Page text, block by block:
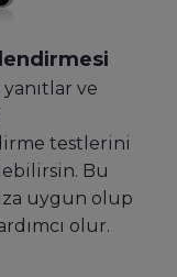
ve
testlerini
Bu
uygun olup
olur.